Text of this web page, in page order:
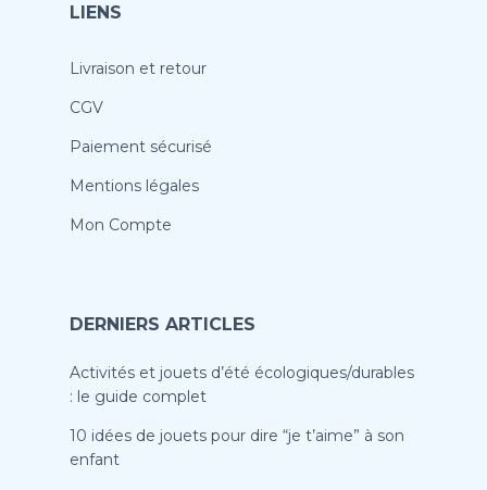
LIENS
Livraison et retour
CGV
Paiement sécurisé
Mentions légales
Mon Compte
DERNIERS ARTICLES
Activités et jouets d’été écologiques/durables
: le guide complet
10 idées de jouets pour dire “je t’aime” à son
enfant